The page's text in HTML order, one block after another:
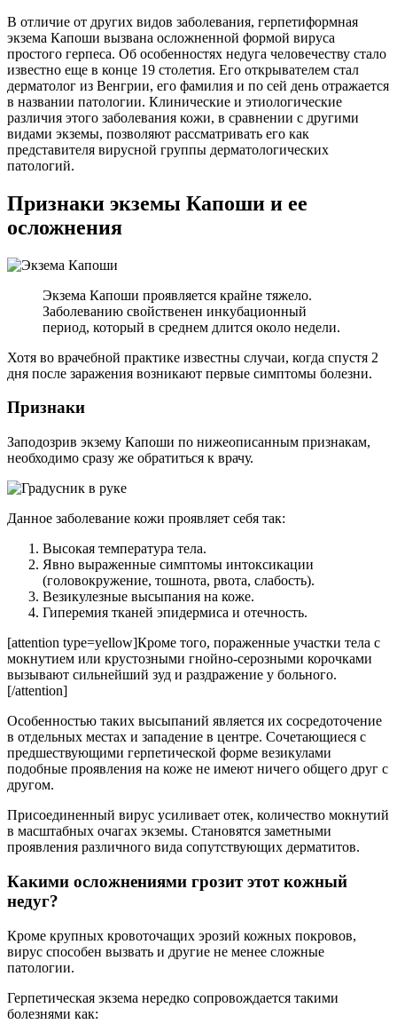
В отличие от других видов заболевания, герпетиформная
экзема Капоши вызвана осложненной формой вируса
простого герпеса. Об особенностях недуга человечеству стало
известно еще в конце 19 столетия. Его открывателем стал
дерматолог из Венгрии, его фамилия и по сей день отражается
в названии патологии. Клинические и этиологические
различия этого заболевания кожи, в сравнении с другими
видами экземы, позволяют рассматривать его как
представителя вирусной группы дерматологических
патологий.
Признаки экземы Капоши и ее
осложнения
Экзема Капоши проявляется крайне тяжело.
Заболеванию свойственен инкубационный
период, который в среднем длится около недели.
Хотя во врачебной практике известны случаи, когда спустя 2
дня после заражения возникают первые симптомы болезни.
Признаки
Заподозрив экзему Капоши по нижеописанным признакам,
необходимо сразу же обратиться к врачу.
Данное заболевание кожи проявляет себя так:
Высокая температура тела.
Явно выраженные симптомы интоксикации
(головокружение, тошнота, рвота, слабость).
Везикулезные высыпания на коже.
Гиперемия тканей эпидермиса и отечность.
[attention type=yellow]Кроме того, пораженные участки тела с
мокнутием или крустозными гнойно-серозными корочками
вызывают сильнейший зуд и раздражение у больного.
[/attention]
Особенностью таких высыпаний является их сосредоточение
в отдельных местах и западение в центре. Сочетающиеся с
предшествующими герпетической форме везикулами
подобные проявления на коже не имеют ничего общего друг с
другом.
Присоединенный вирус усиливает отек, количество мокнутий
в масштабных очагах экземы. Становятся заметными
проявления различного вида сопутствующих дерматитов.
Какими осложнениями грозит этот кожный
недуг?
Кроме крупных кровоточащих эрозий кожных покровов,
вирус способен вызвать и другие не менее сложные
патологии.
Герпетическая экзема нередко сопровождается такими
болезнями как: